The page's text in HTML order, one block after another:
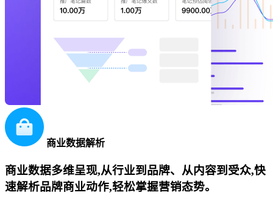
商业数据解析
商业数据多维呈现,从行业到品牌、从内容到受众,快
速解析品牌商业动作,轻松掌握营销态势。